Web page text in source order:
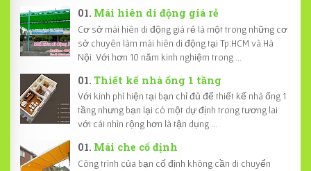
Mái hiên di động giá rẻ
Cơ sở mái hiên di động giá rẻ là một trong những cơ
sở chuyên làm mái hiên di động tại Tp.HCM và Hà
Nội. Với hơn 10 năm kinh nghiệm trong ...
Thiết kế nhà ống 1 tầng
Với kinh phí hiện tại bạn chỉ đủ để thiết kế nhà ống 1
tầng nhưng bạn lại có một dự định trong tương lai
với cái nhìn rộng hơn là tận dụng ...
Mái che cố định
Công trình của bạn cố định không cần di chuyển